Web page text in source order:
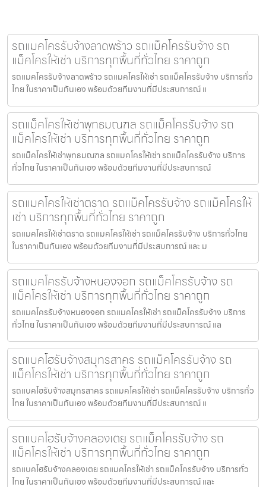
รถแมคโครรับจ้างลาดพร้าว รถแม็คโครรับจ้าง รถ
แม็คโครให้เช่า บริการทุกพื้นที่ทั่วไทย ราคาถูก
รถแมคโครรับจ้างลาดพร้าว รถแมคโครให้เช่า รถแม็คโครรับจ้าง บริการทั่ว
ไทย ในราคาเป็นกันเอง พร้อมด้วยทีมงานที่มีประสบการณ์ แ
รถแม็คโครให้เช่าพุทธมณฑล รถแม็คโครรับจ้าง รถ
แม็คโครให้เช่า บริการทุกพื้นที่ทั่วไทย ราคาถูก
รถแม็คโครให้เช่าพุทธมณฑล รถแมคโครให้เช่า รถแม็คโครรับจ้าง บริการ
ทั่วไทย ในราคาเป็นกันเอง พร้อมด้วยทีมงานที่มีประสบการณ์
รถแมคโครให้เช่าตราด รถแม็คโครรับจ้าง รถแม็คโครให้
เช่า บริการทุกพื้นที่ทั่วไทย ราคาถูก
รถแมคโครให้เช่าตราด รถแมคโครให้เช่า รถแม็คโครรับจ้าง บริการทั่วไทย
ในราคาเป็นกันเอง พร้อมด้วยทีมงานที่มีประสบการณ์ และ ม
รถแมคโครรับจ้างหนองจอก รถแม็คโครรับจ้าง รถ
แม็คโครให้เช่า บริการทุกพื้นที่ทั่วไทย ราคาถูก
รถแมคโครรับจ้างหนองจอก รถแมคโครให้เช่า รถแม็คโครรับจ้าง บริการ
ทั่วไทย ในราคาเป็นกันเอง พร้อมด้วยทีมงานที่มีประสบการณ์ แล
รถแบคโฮรับจ้างสมุทรสาคร รถแม็คโครรับจ้าง รถ
แม็คโครให้เช่า บริการทุกพื้นที่ทั่วไทย ราคาถูก
รถแบคโฮรับจ้างสมุทรสาคร รถแมคโครให้เช่า รถแม็คโครรับจ้าง บริการทั่ว
ไทย ในราคาเป็นกันเอง พร้อมด้วยทีมงานที่มีประสบการณ์ แ
รถแบคโฮรับจ้างคลองเตย รถแม็คโครรับจ้าง รถ
แม็คโครให้เช่า บริการทุกพื้นที่ทั่วไทย ราคาถูก
รถแบคโฮรับจ้างคลองเตย รถแมคโครให้เช่า รถแม็คโครรับจ้าง บริการทั่ว
ไทย ในราคาเป็นกันเอง พร้อมด้วยทีมงานที่มีประสบการณ์ และ